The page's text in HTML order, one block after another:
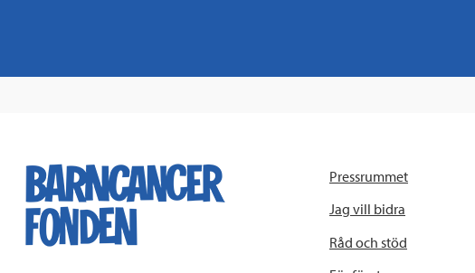
Pressrummet
Jag vill bidra
Råd och stöd